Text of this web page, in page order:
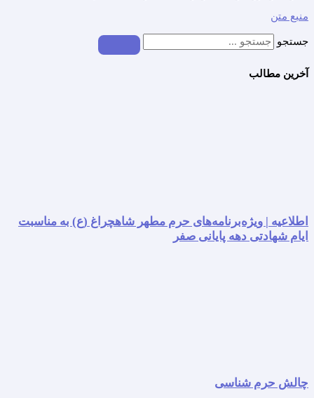
منبع متن
جستجو
آخرین مطالب
اطلاعیه | ویژه‌برنامه‌های حرم مطهر شاهچراغ (ع) به مناسبت
ایام شهادتی دهه پایانی صفر
چالش حرم شناسی